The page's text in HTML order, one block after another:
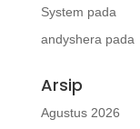
System pada
andyshera pada
Arsip
Agustus 2026